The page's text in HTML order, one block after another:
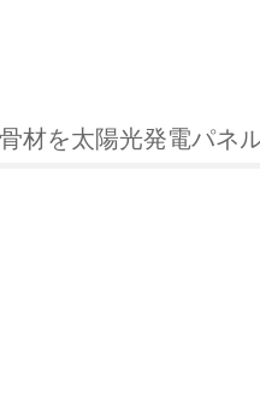
材を太陽光発電パネ